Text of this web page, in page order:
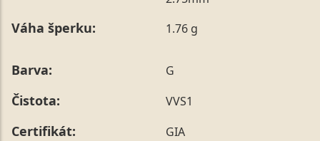
sdělit během jejího telefonického ověření, které z naší
Pro sdělení skladové velikosti tohoto konkrétního
Váha šperku: 1.76 g
Barva: G
Čistota: VVS1
Certifikát: GIA